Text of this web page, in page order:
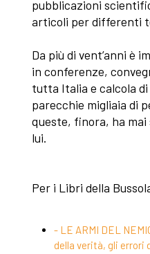
pubblicazioni
articoli per differenti
Da più di vent’anni è
in conferenze,
tutta Italia e calcola
parecchie migliaia di
queste, finora, ha
lui.
Per i Libri della
- LE ARMI DEL
della verità, gli errori